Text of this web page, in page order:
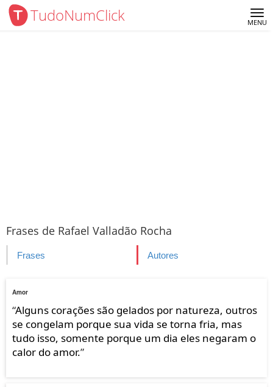
TudoNumClick MENU
Frases de Rafael Valladão Rocha
Frases Autores
Amor
“Alguns corações são gelados por natureza, outros
se congelam porque sua vida se torna fria, mas
tudo isso, somente porque um dia eles negaram o
calor do amor.”